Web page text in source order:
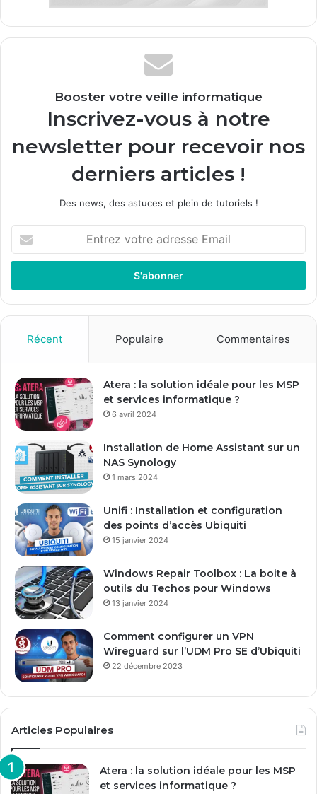
Booster votre veille informatique
Inscrivez-vous à notre
newsletter pour recevoir nos
derniers articles !
Des news, des astuces et plein de tutoriels !
Entrez
votre
adresse
Récent Populaire Commentaires
Atera : la solution idéale pour les MSP
et services informatique ?
6 avril 2024
Installation de Home Assistant sur un
NAS Synology
1 mars 2024
Unifi : Installation et configuration
des points d’accès Ubiquiti
15 janvier 2024
Windows Repair Toolbox : La boite à
outils du Techos pour Windows
13 janvier 2024
Comment configurer un VPN
Wireguard sur l’UDM Pro SE d’Ubiquiti
22 décembre 2023
Articles Populaires
Atera : la solution idéale pour les MSP
et services informatique ?